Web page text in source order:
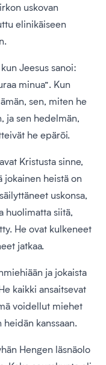
uskovan
elinikäiseen
Jeesus sanoi:
minua”. Kun
sen, miten he
ja sen hedelmän,
he epäröi.
Kristusta sinne,
jokainen heistä on
uskonsa,
huolimatta siitä,
He ovat kulkeneet
jatkaa.
ja jokaista
kaikki ansaitsevat
voidellut miehet
kanssaan.
Hengen läsnäolo